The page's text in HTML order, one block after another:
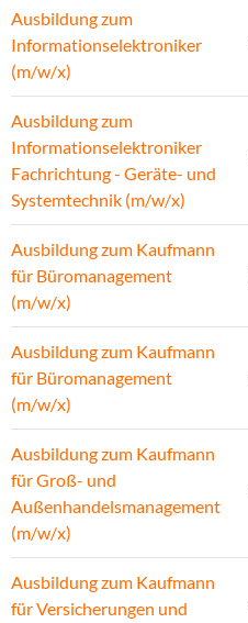
Ausbildung zum
Informationselektroniker
(m/w/x)
Ausbildung zum
Informationselektroniker
Fachrichtung - Geräte- und
Systemtechnik (m/w/x)
Ausbildung zum Kaufmann
für Büromanagement
(m/w/x)
Ausbildung zum Kaufmann
für Büromanagement
(m/w/x)
Ausbildung zum Kaufmann
für Groß- und
Außenhandelsmanagement
(m/w/x)
Ausbildung zum Kaufmann
für Versicherungen und